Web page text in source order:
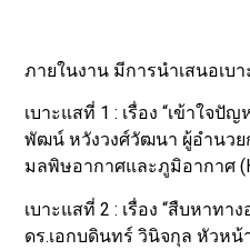
ภายในงาน มีการนำเสนอเบ
เบาะแสที่ 1 : เรื่อง “เข้าใจปั
พัฒน์ หวังวงศ์วัฒนา ผู้อำนว
มลพิษอากาศและภูมิอากาศ
เบาะแสที่ 2 : เรื่อง “สืบหาทา
ดร.เอกบดินทร์ วินิจกุล หัวห